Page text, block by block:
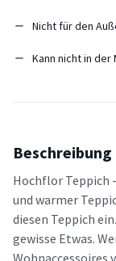
Nicht für den
Kann nicht in
Beschreibung
Hochflor Teppich
und warmer
diesen Teppich
gewisse Etwas.
Wohnaccessoires